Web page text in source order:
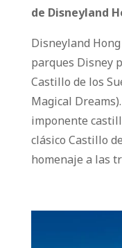
de Disneyland
Disneyland
parques Disney
Castillo de los
Magical
imponente
clásico Castillo
homenaje a las